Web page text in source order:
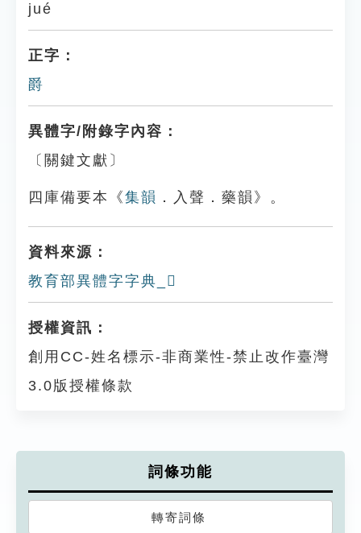
jué
正字：
爵
異體字/附錄字內容：
〔關鍵文獻〕
四庫備要本《集韻 ．入聲．藥韻》。
資料來源：
教育部異體字字典_𠙘
授權資訊：
創用CC-姓名標示-非商業性-禁止改作臺灣
3.0版授權條款
詞條功能
轉寄詞條